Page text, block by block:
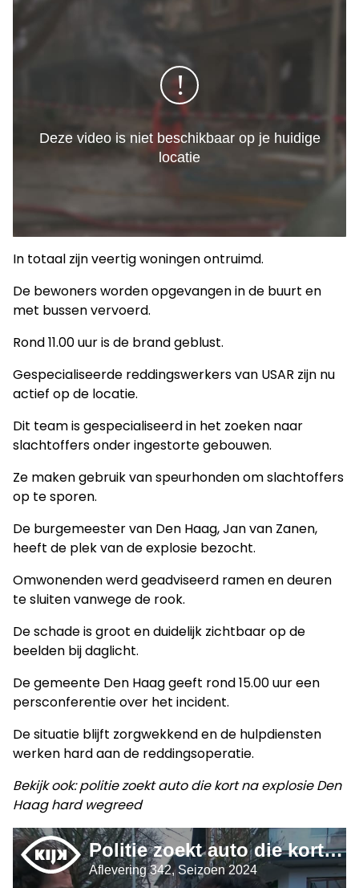
In totaal zijn veertig woningen ontruimd.
De bewoners worden opgevangen in de buurt en
met bussen vervoerd.
Rond 11.00 uur is de brand geblust.
Gespecialiseerde reddingswerkers van USAR zijn nu
actief op de locatie.
Dit team is gespecialiseerd in het zoeken naar
slachtoffers onder ingestorte gebouwen.
Ze maken gebruik van speurhonden om slachtoffers
op te sporen.
De burgemeester van Den Haag, Jan van Zanen,
heeft de plek van de explosie bezocht.
Omwonenden werd geadviseerd ramen en deuren
te sluiten vanwege de rook.
De schade is groot en duidelijk zichtbaar op de
beelden bij daglicht.
De gemeente Den Haag geeft rond 15.00 uur een
persconferentie over het incident.
De situatie blijft zorgwekkend en de hulpdiensten
werken hard aan de reddingsoperatie.
Bekijk ook: politie zoekt auto die kort na explosie Den
Haag hard wegreed